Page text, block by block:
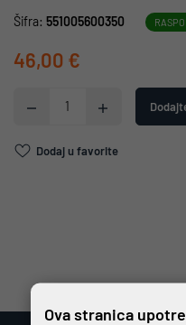
Šifra: 551005600350
46,00 €
Dodaj u favorite
Ova stranica